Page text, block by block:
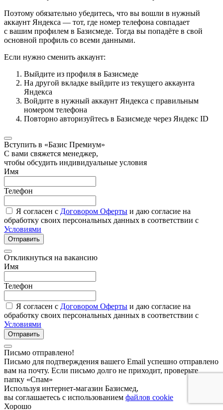
Поэтому обязательно убедитесь, что вы вошли в нужный
аккаунт Яндекса — тот, где номер телефона совпадает
с вашим профилем в Базисмеде. Тогда вы попадёте в свой
основной профиль со всеми данными.
Если нужно сменить аккаунт:
Выйдите из профиля в Базисмеде
На другой вкладке выйдите из текущего аккаунта
Яндекса
Войдите в нужный аккаунт Яндекса с правильным
номером телефона
Повторно авторизуйтесь в Базисмеде через Яндекс ID
Вступить в «Базис Премиум»
С вами свяжется менеджер,
чтобы обсудить индивидуальные условия
Имя
Телефон
Я согласен с Договором Оферты и даю согласие на
обработку своих персональных данных в соответствии с
Условиями
Отправить
Откликнуться на вакансию
Имя
Телефон
Я согласен с Договором Оферты и даю согласие на
обработку своих персональных данных в соответствии с
Условиями
Отправить
Письмо отправлено!
Письмо для подтверждения вашего Email успешно отправлено
вам на почту. Если письмо долго не приходит, проверьте
папку «Спам»
Используя интернет-магазин Базисмед,
вы соглашаетесь с использованием файлов cookie
Хорошо